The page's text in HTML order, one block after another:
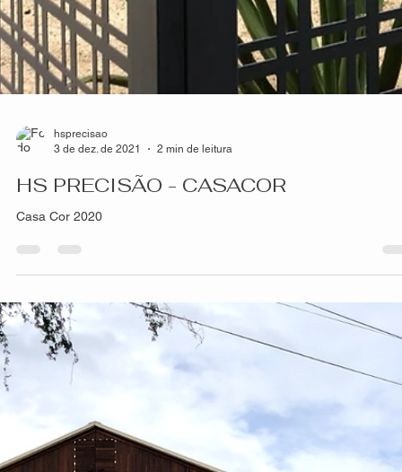
hsprecisao
3 de dez. de 2021
2 min de leitura